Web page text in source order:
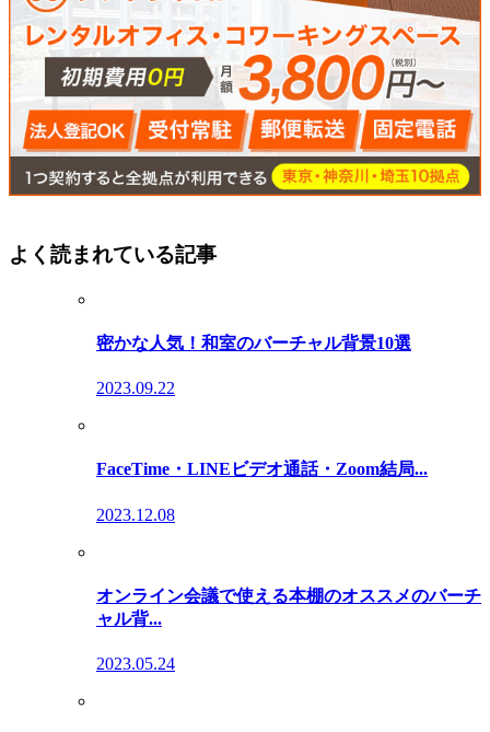
よく読まれている記事
密かな人気！和室のバーチャル背景10選
2023.09.22
FaceTime・LINEビデオ通話・Zoom結局...
2023.12.08
オンライン会議で使える本棚のオススメのバーチ
ャル背...
2023.05.24